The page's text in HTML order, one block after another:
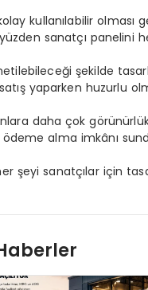
kullanılabilir olması
sanatçı panelini
şekilde
yaparken huzurlu
daha çok
alma imkânı
şeyi sanatçılar için